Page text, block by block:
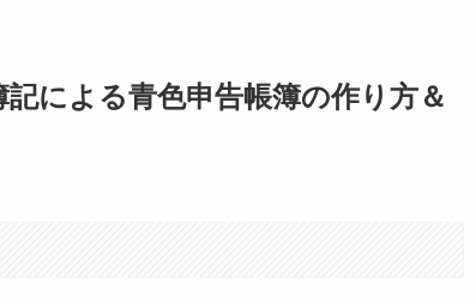
による青色申告帳簿の作り方＆